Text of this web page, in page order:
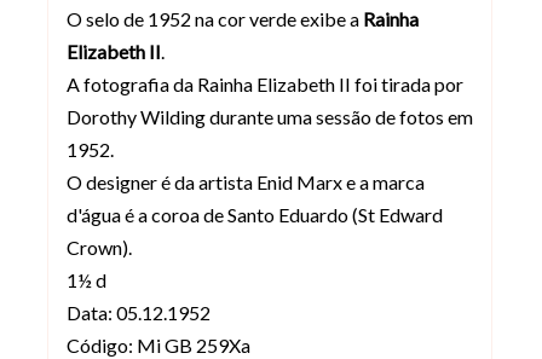
O selo de 1952 na cor verde exibe a Rainha
Elizabeth II.
A fotografia da Rainha Elizabeth II foi tirada por
Dorothy Wilding durante uma sessão de fotos em
1952.
O designer é da artista Enid Marx e a marca
d'água é a coroa de Santo Eduardo (St Edward
Crown).
1½ d
Data: 05.12.1952
Código: Mi GB 259Xa